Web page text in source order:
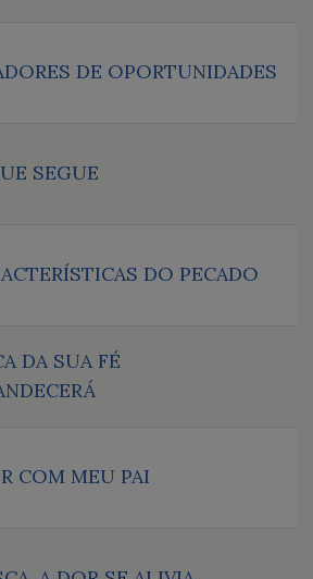
DE OPORTUNIDADES
SEGUE
DO PECADO
DA SUA FÉ
COM MEU PAI